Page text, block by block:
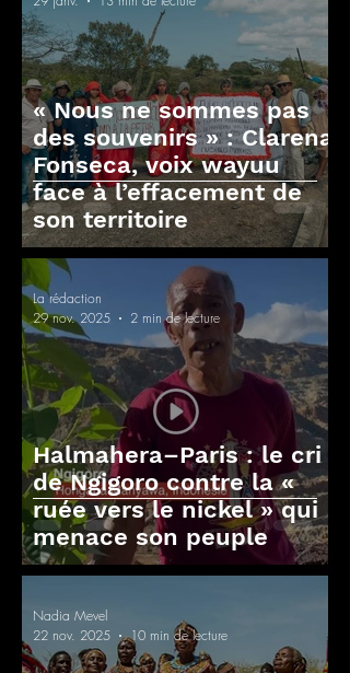
« Nous ne sommes pas
des souvenirs » : Clarena
Fonseca, voix wayuu
face à l’effacement de
son territoire
Halmahera–Paris : le cri
de Ngigoro contre la «
ruée vers le nickel » qui
menace son peuple
La rédaction
29 nov. 2025
2 min de lecture
Nadia Mevel
22 nov. 2025
10 min de lecture